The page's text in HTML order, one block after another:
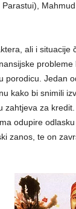
ali i situacije
porodicu. Jedan
kako bi snimili
zahtjeva za
odupire
zanos, te on